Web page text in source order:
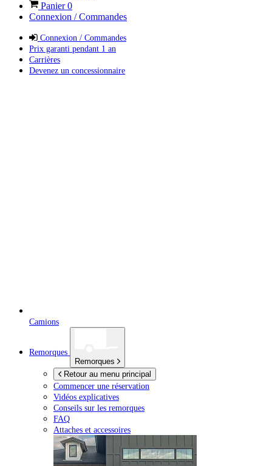
Panier0
Connexion / Commandes
Connexion / Commandes
Prix garanti pendant 1 an
Carrières
Devenez un concessionnaire
Camions
Remorques
Remorques
Retour au menu principal
Commencer une réservation
Vidéos explicatives
Conseils sur les remorques
FAQ
Attaches et accessoires